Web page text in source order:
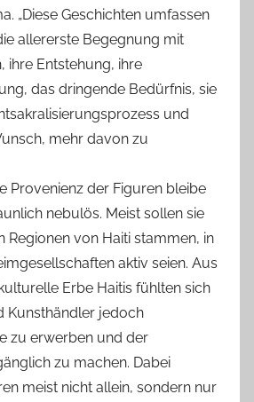
„Diese Geschichten umfassen
allererste Begegnung mit
ihre Entstehung, ihre
das dringende Bedürfnis, sie
und
mehr davon zu
Provenienz der Figuren bleibe
nebulös. Meist sollen sie
Regionen von Haiti stammen, in
aktiv seien. Aus
Erbe Haitis fühlten sich
Kunsthändler jedoch
zu erwerben und der
zu machen. Dabei
meist nicht allein, sondern nur